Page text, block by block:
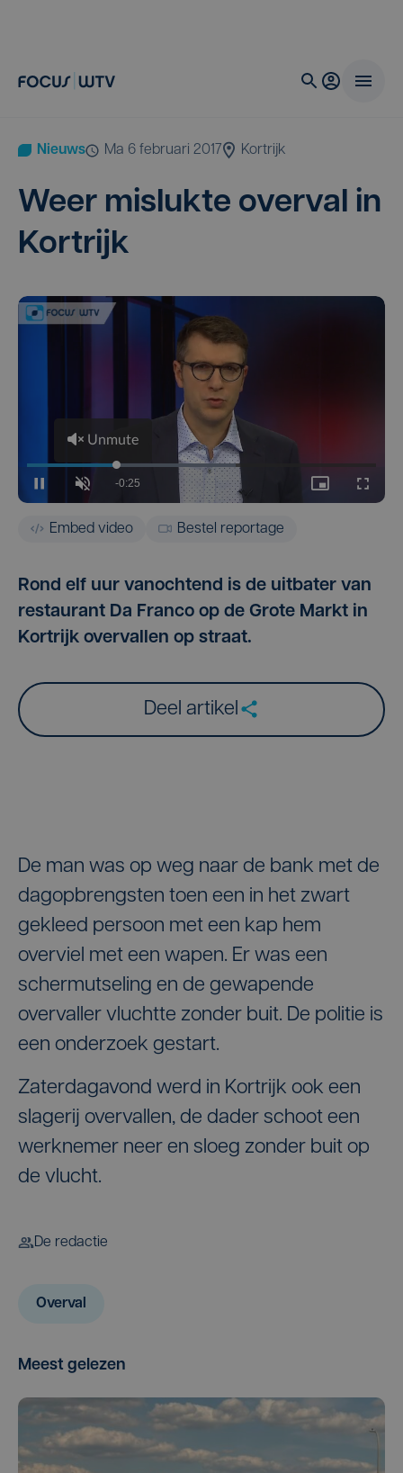
Nieuws ma 6 februari 2017 Kortrijk
Weer mis­luk­te over­val in
Kortrijk
Embed video Bestel reportage
Rond elf uur vanochtend is de uitbater van
restaurant Da Franco op de Grote Markt in
Kortrijk overvallen op straat.
Deel artikel
De man was op weg naar de bank met de
dagopbrengsten toen een in het zwart
gekleed persoon met een kap hem
overviel met een wapen. Er was een
schermutseling en de gewapende
overvaller vluchtte zonder buit. De politie is
een onderzoek gestart.
Zaterdagavond werd in Kortrijk ook een
slagerij overvallen, de dader schoot een
werknemer neer en sloeg zonder buit op
de vlucht.
De redactie
Overval
Meest gelezen